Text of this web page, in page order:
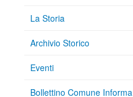
La Storia
Archivio Storico
Eventi
Bollettino Comune Informa